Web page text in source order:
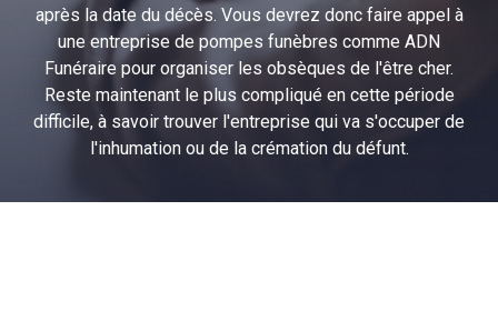
après la date du décès. Vous devrez donc faire appel à
une entreprise de pompes funèbres comme ADN
Funéraire pour organiser les obsèques de l'être cher.
Reste maintenant le plus compliqué en cette période
difficile, à savoir trouver l'entreprise qui va s'occuper de
l'inhumation ou de la crémation du défunt.